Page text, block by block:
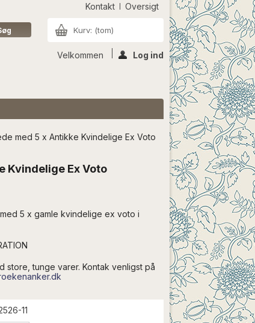
Kontakt Oversigt
Kurv: (tom)
Velkommen Log ind
med 5 x Antikke Kvindelige Ex Voto
Kvindelige Ex Voto
5 x gamle kvindelige ex voto i
store, tunge varer. Kontak venligst på
11